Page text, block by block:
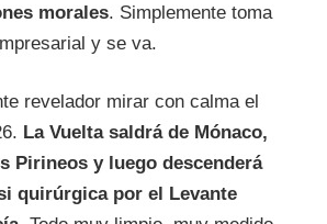
morales. Simplemente toma
y se va.
revelador mirar con calma el
La Vuelta saldrá de Mónaco,
Pirineos y luego descenderá
quirúrgica por el Levante